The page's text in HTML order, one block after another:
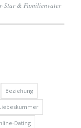
Star & Familienvater
Beziehung
Dating